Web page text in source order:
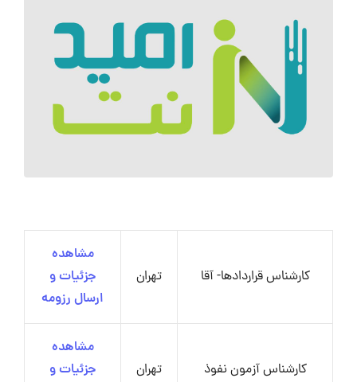
کارشناس قراردادها- آقا تهران
مشاهده
جزئیات و
ارسال رزومه
کارشناس آزمون نفوذ تهران
مشاهده
جزئیات و